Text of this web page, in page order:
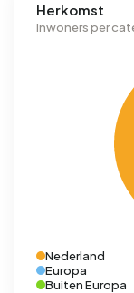
Herkomst
Inwoners per
Nederland
Europa
Buiten Europa